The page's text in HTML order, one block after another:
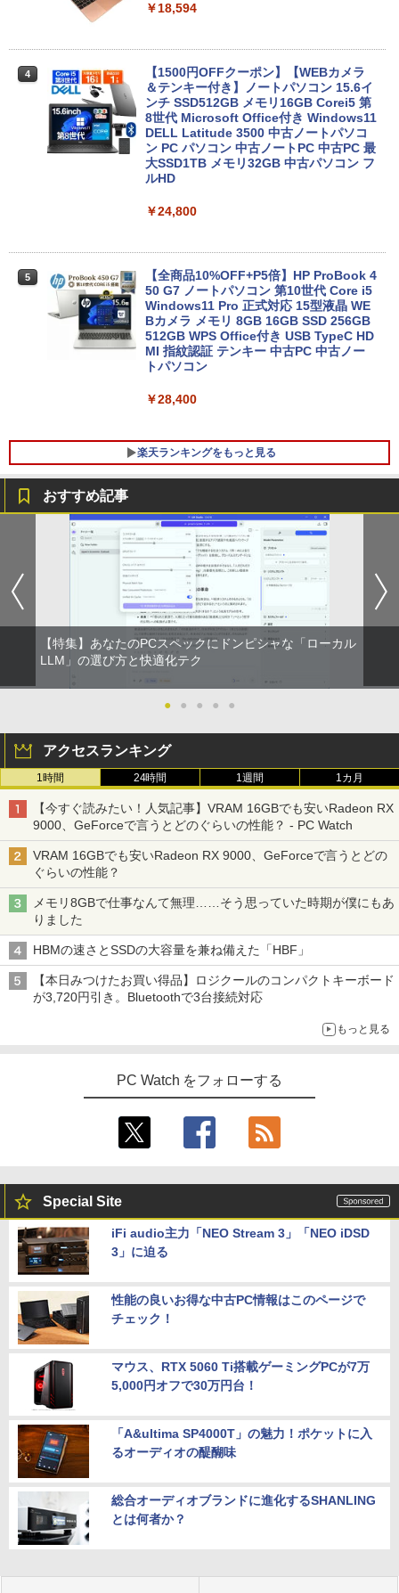
Xiaomi シャオミ REDMI Buds 8 Lite ワイヤ
￥3,480
] [ 水分補給 ]
￥18,594
4
【1500円OFFクーポン】【WEBカメラ
＆テンキー付き】ノートパソコン 15.6イ
ンチ SSD512GB メモリ16GB Corei5 第
8世代 Microsoft Office付き Windows11
DELL Latitude 3500 中古ノートパソコ
ン PC パソコン 中古ノートPC 中古PC 最
大SSD1TB メモリ32GB 中古パソコン フ
ルHD
￥24,800
5
【全商品10%OFF+P5倍】HP ProBook 4
50 G7 ノートパソコン 第10世代 Core i5
Windows11 Pro 正式対応 15型液晶 WE
Bカメラ メモリ 8GB 16GB SSD 256GB
512GB WPS Office付き USB TypeC HD
MI 指紋認証 テンキー 中古PC 中古ノー
トパソコン
￥28,400
楽天ランキングをもっと見る
【マラソンセール期間中ポイント5倍】
【まとめ買いでお得】 中古モニター 18.5
インチ WXGA 1366x768 ノングレア DE
LL E1916H DisplayPort VGA ケーブル
付き サブモニターにおすすめ 動作確認済
み 30日保証 送料無料
￥3,900
【期間限定10%OFFクーポン 8/12 10時
イ ベゼル ディスプレイ 液晶モニター PC
モニター 壁掛け フリッカーレス FreeSy
nc 21.5インチ 角度調節 FullHD ブルー
ライトカット VAパネル VESAフル FHD
￥9,480
3
【3年保証】PS5対応 23.8型 液晶モニタ
ー フルHD IPS リフレッシュレート 100H
ター 液晶 液晶モニター 液晶ディスプレ
イ 23.8インチ パソコンモニター 新品 Fe
uVision FSID24BF0SI フュービジョン
ゲーミングモニター
アイリスオーヤマ △ポータブルモニター
15.6インチ DP-EF164S-B ブラック
￥13,068
5
【公式限定2年保証】 モニター 23インチ
フルhd 高画質 100Hz VA ノングレア 非
光沢 スピーカー内蔵 3年保証 ディスプレ
イ パソコンモニター PCモニター フルハ
￥16,820
【 限定生産・特典つき 】YUZURU2027
羽生結弦カレンダー壁掛け版 [ 能登 直 ]
￥5,170
夢をかなえるゾウ 子ども版1 おかしな
也 ]
3 【中古】 ホルトハウス房子のお菓子
￥20,585
4
オレンジページ 2026 10/17号増刊＜グレ
￥1,689
細胞の分子生物学 [ 中村 桂子 ]
おすすめ記事
【特集】あなたのPCスペックにドンピシャな「ローカル
LLM」の選び方と快適化テク
● ● ● ● ●
アクセスランキング
1時間 24時間 1週間 1カ月
【今すぐ読みたい！人気記事】VRAM 16GBでも安いRadeon RX
9000、GeForceで言うとどのぐらいの性能？ - PC Watch
VRAM 16GBでも安いRadeon RX 9000、GeForceで言うとどの
ぐらいの性能？
メモリ8GBで仕事なんて無理……そう思っていた時期が僕にもあ
りました
HBMの速さとSSDの大容量を兼ね備えた「HBF」
【本日みつけたお買い得品】ロジクールのコンパクトキーボード
が3,720円引き。Bluetoothで3台接続対応
もっと見る
PC Watch をフォローする
Special Site
iFi audio主力「NEO Stream 3」「NEO iDSD
3」に迫る
性能の良いお得な中古PC情報はこのページで
チェック！
マウス、RTX 5060 Ti搭載ゲーミングPCが7万
5,000円オフで30万円台！
「A&ultima SP4000T」の魅力！ポケットに入
るオーディオの醍醐味
総合オーディオブランドに進化するSHANLING
とは何者か？